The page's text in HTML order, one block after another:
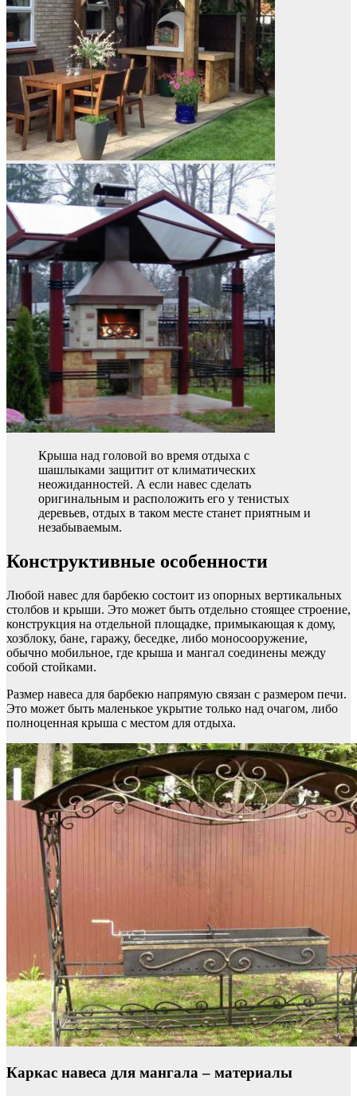
Крыша над головой во время отдыха с
шашлыками защитит от климатических
неожиданностей. А если навес сделать
оригинальным и расположить его у тенистых
деревьев, отдых в таком месте станет приятным и
незабываемым.
Конструктивные особенности
Любой навес для барбекю состоит из опорных вертикальных
столбов и крыши. Это может быть отдельно стоящее строение,
конструкция на отдельной площадке, примыкающая к дому,
хозблоку, бане, гаражу, беседке, либо моносооружение,
обычно мобильное, где крыша и мангал соединены между
собой стойками.
Размер навеса для барбекю напрямую связан с размером печи.
Это может быть маленькое укрытие только над очагом, либо
полноценная крыша с местом для отдыха.
Каркас навеса для мангала – материалы